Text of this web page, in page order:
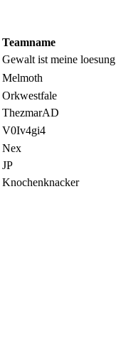
Teamname
Gewalt ist meine loesung
Melmoth
Orkwestfale
ThezmarAD
V0Iv4gi4
Nex
JP
Knochenknacker